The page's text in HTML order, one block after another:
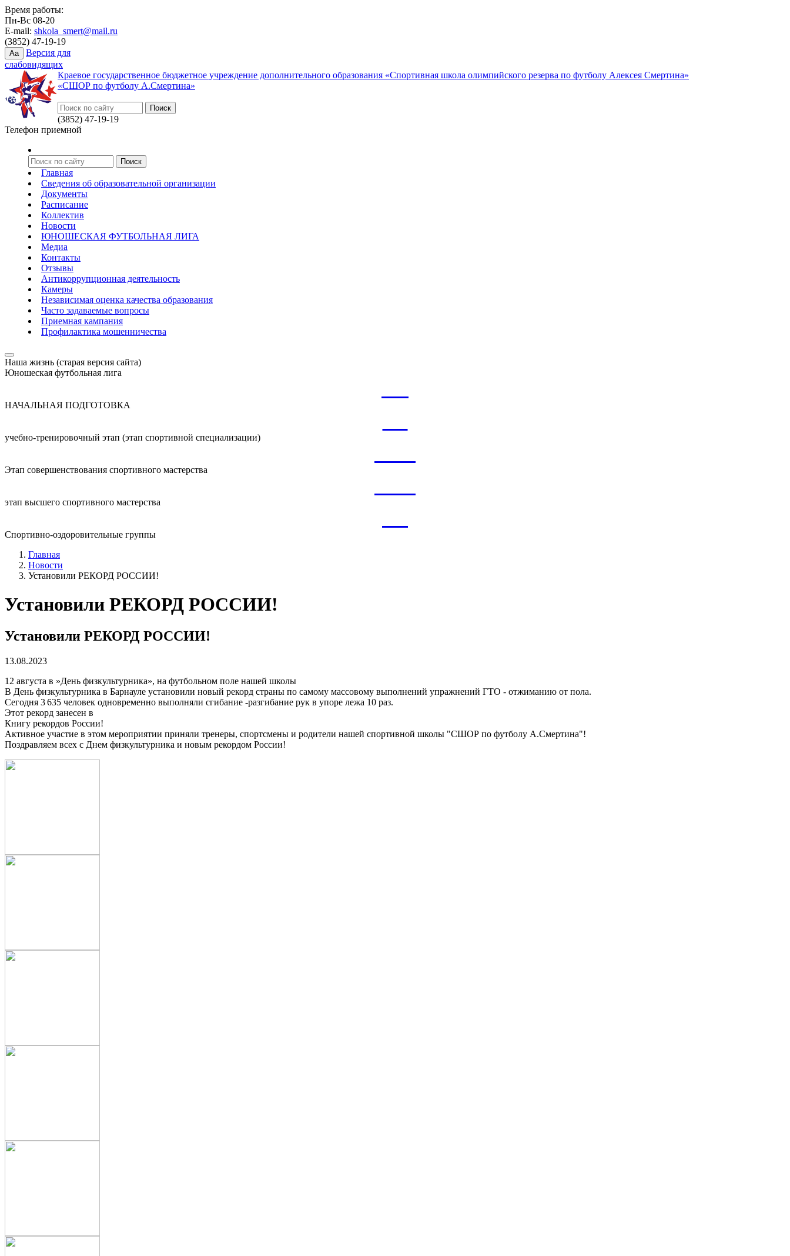
Время работы:
Пн-Вс 08-20
E-mail: shkola_smert@mail.ru
(3852) 47-19-19
Aa
Версия для
слабовидящих
Краевое государственное бюджетное учреждение дополнительного образования «Спортивная школа олимпийского резерва по футболу Алексея Смертина»
«СШОР по футболу А.Смертина»
(3852) 47-19-19
Телефон приемной
Главная
Сведения об образовательной организации
Документы
Расписание
Коллектив
Новости
ЮНОШЕСКАЯ ФУТБОЛЬНАЯ ЛИГА
Медиа
Контакты
Отзывы
Антикоррупционная деятельность
Камеры
Независимая оценка качества образования
Часто задаваемые вопросы
Приемная кампания
Профилактика мошенничества
Наша жизнь (старая версия сайта)
Юношеская футбольная лига
НАЧАЛЬНАЯ ПОДГОТОВКА
учебно-тренировочный этап (этап спортивной специализации)
Этап совершенствования спортивного мастерства
этап высшего спортивного мастерства
Спортивно-оздоровительные группы
Главная
Новости
Установили РЕКОРД РОССИИ!
Установили РЕКОРД РОССИИ!
Установили РЕКОРД РОССИИ!
13.08.2023
12 августа в »День физкультурника», на футбольном поле нашей школы
В День физкультурника в Барнауле установили новый рекорд страны по самому массовому выполнений упражнений ГТО - отжиманию от пола.
Сегодня 3 635 человек одновременно выполняли сгибание -разгибание рук в упоре лежа 10 раз.
Этот рекорд занесен в
Книгу рекордов России!
Активное участие в этом мероприятии приняли тренеры, спортсмены и родители нашей спортивной школы "СШОР по футболу А.Смертина"!
Поздравляем всех с Днем физкультурника и новым рекордом России!